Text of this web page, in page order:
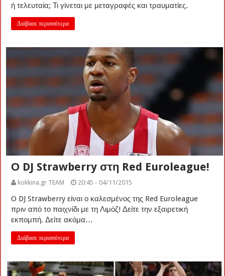
ή τελευταία; Τι γίνεται με μεταγραφές και τραυματίες.
Διάβασε περισσότερα
Ο DJ Strawberry στη Red Euroleague!
kokkina.gr TEAM 20:45 - 04/11/2015
O DJ Strawberry είναι ο καλεσμένος της Red Euroleague
πριν από το παιχνίδι με τη Λιμόζ! Δείτε την εξαιρετική
εκπομπή. Δείτε ακόμα…
Διάβασε περισσότερα